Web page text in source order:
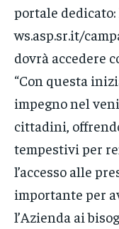
portale
ws.asp.sr.it/
dovrà accedere
“Con questa
impegno nel
cittadini,
tempestivi per
l’accesso alle
importante per
l’Azienda ai